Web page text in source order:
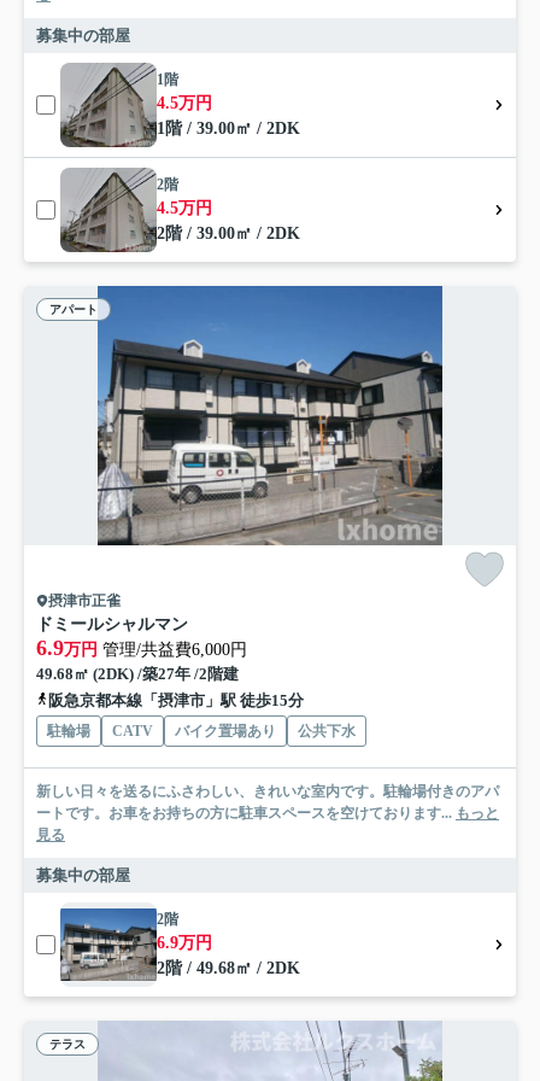
募集中の部屋
1階
4.5万円
1階 / 39.00㎡ / 2DK
2階
4.5万円
2階 / 39.00㎡ / 2DK
アパート
摂津市正雀
ドミールシャルマン
6.9万円 管理/共益費6,000円
49.68㎡ (2DK) /築27年 /2階建
阪急京都本線「摂津市」駅 徒歩15分
駐輪場 CATV バイク置場あり 公共下水
新しい日々を送るにふさわしい、きれいな室内です。駐輪場付きのアパ
ートです。お車をお持ちの方に駐車スペースを空けております... もっと
見る
募集中の部屋
2階
6.9万円
2階 / 49.68㎡ / 2DK
テラス